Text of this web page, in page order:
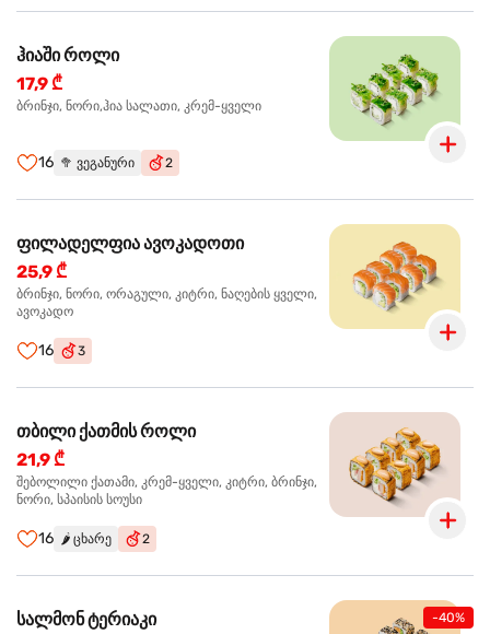
ჰიაში როლი
17,9 ₾
ბრინჯი, ნორი,ჰია სალათი, კრემ-ყველი
16 🥦 ვეგანური 2
ფილადელფია ავოკადოთი
25,9 ₾
ბრინჯი, ნორი, ორაგული, კიტრი, ნაღების ყველი,
ავოკადო
16 3
თბილი ქათმის როლი
21,9 ₾
შებოლილი ქათამი, კრემ-ყველი, კიტრი, ბრინჯი,
ნორი, სპაისის სოუსი
16 🌶️ ცხარე 2
-40%
სალმონ ტერიაკი